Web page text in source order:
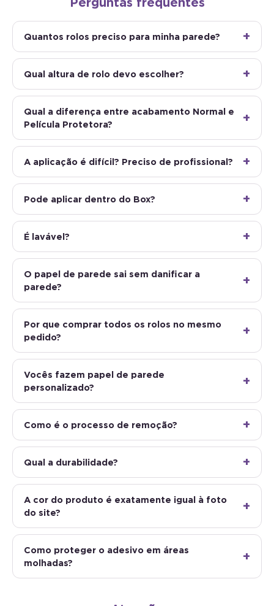
Quantos rolos preciso para minha parede?
Qual altura de rolo devo escolher?
Qual a diferença entre acabamento Normal e
Película Protetora?
A aplicação é difícil? Preciso de profissional?
Pode aplicar dentro do Box?
É lavável?
O papel de parede sai sem danificar a
parede?
Por que comprar todos os rolos no mesmo
pedido?
Vocês fazem papel de parede
personalizado?
Como é o processo de remoção?
Qual a durabilidade?
A cor do produto é exatamente igual à foto
do site?
Como proteger o adesivo em áreas
molhadas?